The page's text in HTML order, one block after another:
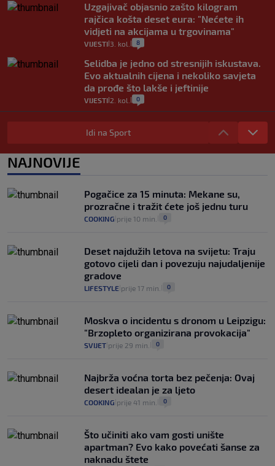
Uzgajivač objasnio zašto kilogram
rajčica košta deset eura: "Nećete ih
vidjeti na akcijama u trgovinama"
VIJESTI 3. kol. 8
Selidba je jedno od stresnijih iskustava.
Evo aktualnih cijena i nekoliko savjeta
da prođe što lakše i jeftinije
VIJESTI 2. kol. 0
Izračunali smo koliko košta putovanje
automobilom na Hvar iz Zagreba, a
14
zdravstvenu iskaznicu". Kakva su prava
pacijenata izvan mjesta prebivališta?
VIJESTI
Idi na Sport
NAJNOVIJE
Pogačice za 15 minuta: Mekane su,
prozračne i tražit ćete još jednu turu
COOKING prije 10 min. 0
Deset najdužih letova na svijetu: Traju
gotovo cijeli dan i povezuju najudaljenije
gradove
LIFESTYLE prije 17 min. 0
Moskva o incidentu s dronom u Leipzigu:
"Brzopleto organizirana provokacija"
SVIJET prije 29 min. 0
Najbrža voćna torta bez pečenja: Ovaj
desert idealan je za ljeto
COOKING prije 41 min. 0
Što učiniti ako vam gosti unište
apartman? Evo kako povećati šanse za
naknadu štete